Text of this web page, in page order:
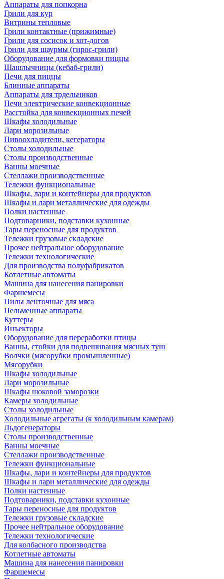
Аппараты для попкорна
Грили для кур
Витрины тепловые
Грили контактные (прижимные)
Грили для сосисок и хот-догов
Грили для шаурмы (гирос-грили)
Оборудование для формовки пиццы
Шашлычницы (кебаб-грили)
Печи для пиццы
Блинные аппараты
Аппараты для трдельников
Печи электрические конвекционные
Расстойка для конвекционных печей
Шкафы холодильные
Лари морозильные
Пивоохладители, кегераторы
Столы холодильные
Столы производственные
Ванны моечные
Стеллажи производственные
Тележки функциональные
Шкафы, лари и контейнеры для продуктов
Шкафы и лари металлические для одежды
Полки настенные
Подтоварники, подставки кухонные
Тары переносные для продуктов
Тележки грузовые складские
Прочее нейтральное оборудование
Тележки технологические
Для производства полуфабрикатов
Котлетные автоматы
Машина для нанесения панировки
Фаршемесы
Пилы ленточные для мяса
Пельменные аппараты
Куттеры
Инъекторы
Оборудование для переработки птицы
Ванны, стойки для подвешивания мясных туш
Волчки (мясорубки промышленные)
Мясорубки
Шкафы холодильные
Лари морозильные
Шкафы шоковой заморозки
Камеры холодильные
Столы холодильные
Холодильные агрегаты (к холодильным камерам)
Льдогенераторы
Столы производственные
Ванны моечные
Стеллажи производственные
Тележки функциональные
Шкафы, лари и контейнеры для продуктов
Шкафы и лари металлические для одежды
Полки настенные
Подтоварники, подставки кухонные
Тары переносные для продуктов
Тележки грузовые складские
Прочее нейтральное оборудование
Тележки технологические
Для колбасного производства
Котлетные автоматы
Машина для нанесения панировки
Фаршемесы